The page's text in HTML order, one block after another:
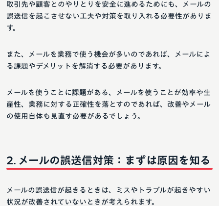
取引先や顧客とのやりとりを安全に進めるためにも、メールの
誤送信を起こさせない工夫や対策を取り入れる必要性がありま
す。
また、メールを業務で使う機会が多いのであれば、メールによ
る課題やデメリットを解消する必要があります。
メールを使うことに課題がある、メールを使うことが効率や生
産性、業務に対する正確性を落とすのであれば、改善やメール
の使用自体も見直す必要があるでしょう。
メールの誤送信対策：まずは原因を知る
メールの誤送信が起きるときは、ミスやトラブルが起きやすい
状況が改善されていないときが考えられます。